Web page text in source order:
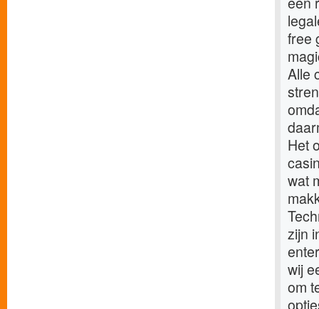
free
Alle
Het
wat
zijn
wij
om